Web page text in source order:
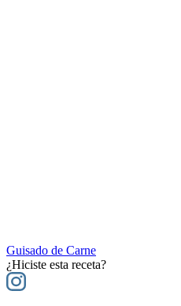
Guisado de Carne
¿Hiciste esta receta?